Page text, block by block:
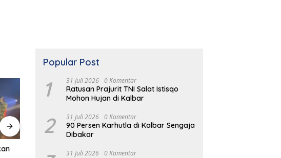
Firman’s Grup Beberkan
Popular Post
1 31 Juli 2026 0 Komentar
Ratusan Prajurit TNI Salat Istisqo
Mohon Hujan di Kalbar
2 31 Juli 2026 0 Komentar
90 Persen Karhutla di Kalbar Sengaja
Dibakar
31 Juli 2026 0 Komentar